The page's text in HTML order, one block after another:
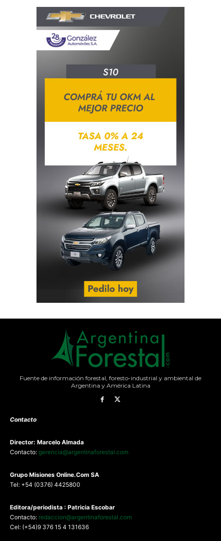
Fuente de información forestal, foresto-industrial y ambiental de
Argentina y América Latina
Contacto
Director: Marcelo Almada
Contacto: gerencia@argentinaforestal.com
Grupo Misiones Online.Com SA
Tel: +54 (0376) 4425800
Editora/periodista : Patricia Escobar
Contacto: redaccion@argentinaforestal.com
Cel: (+54)9 376 15 4 131636